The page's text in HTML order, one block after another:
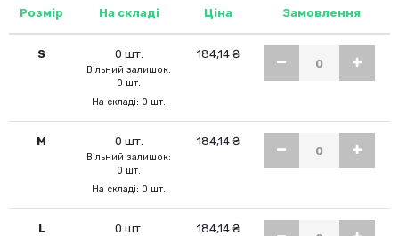
Розмір На складі Ціна Замовлення
S 0 шт.
Вільний залишок:
0 шт.
На складі: 0 шт.
184,14 ₴
M 0 шт.
Вільний залишок:
0 шт.
На складі: 0 шт.
184,14 ₴
L 0 шт. 184,14 ₴